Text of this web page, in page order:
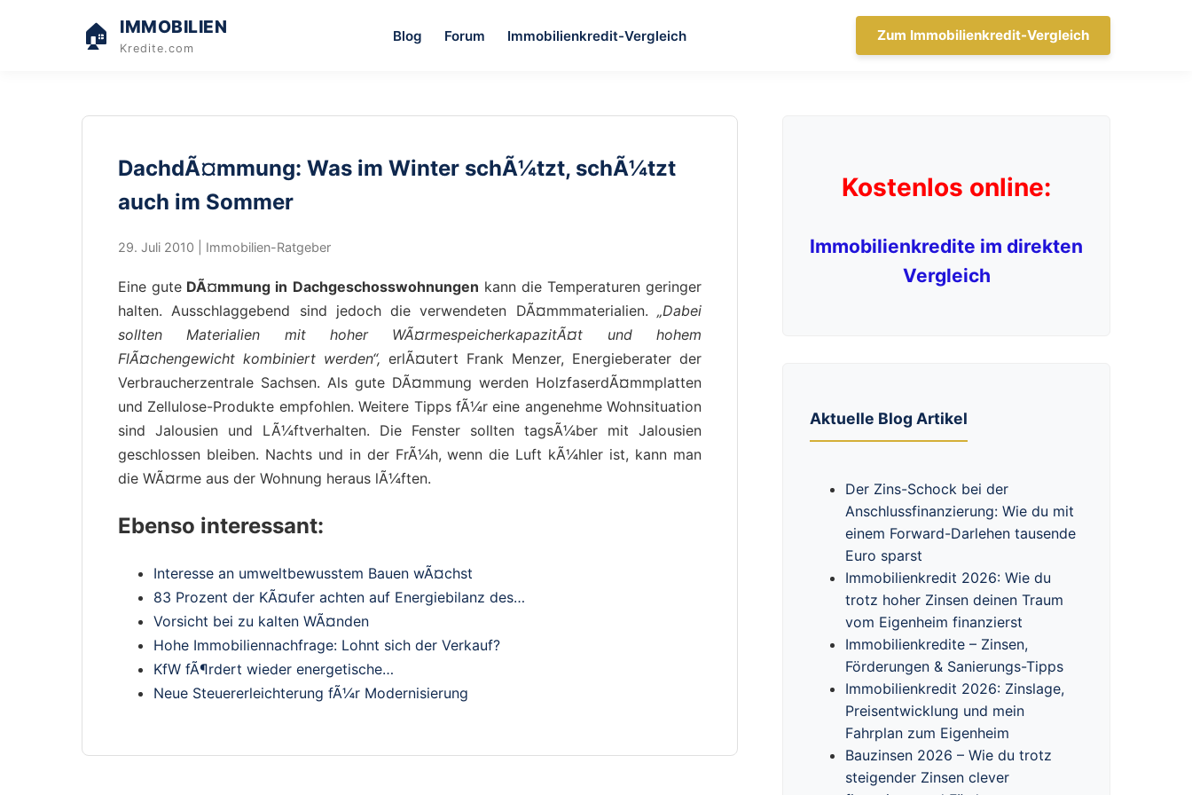
🏠 IMMOBILIEN
Kredite.com
Blog Forum Immobilienkredit-Vergleich Zum Immobilienkredit-Vergleich
DachdÃ¤mmung: Was im Winter schÃ¼tzt, schÃ¼tzt
auch im Sommer
29. Juli 2010 | Immobilien-Ratgeber
Eine gute DÃ¤mmung in Dachgeschosswohnungen kann die Temperaturen geringer
halten. Ausschlaggebend sind jedoch die verwendeten DÃ¤mmmaterialien. „Dabei
sollten Materialien mit hoher WÃ¤rmespeicherkapazitÃ¤t und hohem
FlÃ¤chengewicht kombiniert werden“, erlÃ¤utert Frank Menzer, Energieberater der
Verbraucherzentrale Sachsen. Als gute DÃ¤mmung werden HolzfaserdÃ¤mmplatten
und Zellulose-Produkte empfohlen. Weitere Tipps fÃ¼r eine angenehme Wohnsituation
sind Jalousien und LÃ¼ftverhalten. Die Fenster sollten tagsÃ¼ber mit Jalousien
geschlossen bleiben. Nachts und in der FrÃ¼h, wenn die Luft kÃ¼hler ist, kann man
die WÃ¤rme aus der Wohnung heraus lÃ¼ften.
Ebenso interessant:
Interesse an umweltbewusstem Bauen wÃ¤chst
83 Prozent der KÃ¤ufer achten auf Energiebilanz des…
Vorsicht bei zu kalten WÃ¤nden
Hohe Immobiliennachfrage: Lohnt sich der Verkauf?
KfW fÃ¶rdert wieder energetische…
Neue Steuererleichterung fÃ¼r Modernisierung
Kostenlos online:
Immobilienkredite im direkten
Vergleich
Aktuelle Blog Artikel
Der Zins-Schock bei der
Anschlussfinanzierung: Wie du mit
einem Forward-Darlehen tausende
Euro sparst
Immobilienkredit 2026: Wie du
trotz hoher Zinsen deinen Traum
vom Eigenheim finanzierst
Immobilienkredite – Zinsen,
Förderungen & Sanierungs-Tipps
Immobilienkredit 2026: Zinslage,
Preisentwicklung und mein
Fahrplan zum Eigenheim
Bauzinsen 2026 – Wie du trotz
steigender Zinsen clever